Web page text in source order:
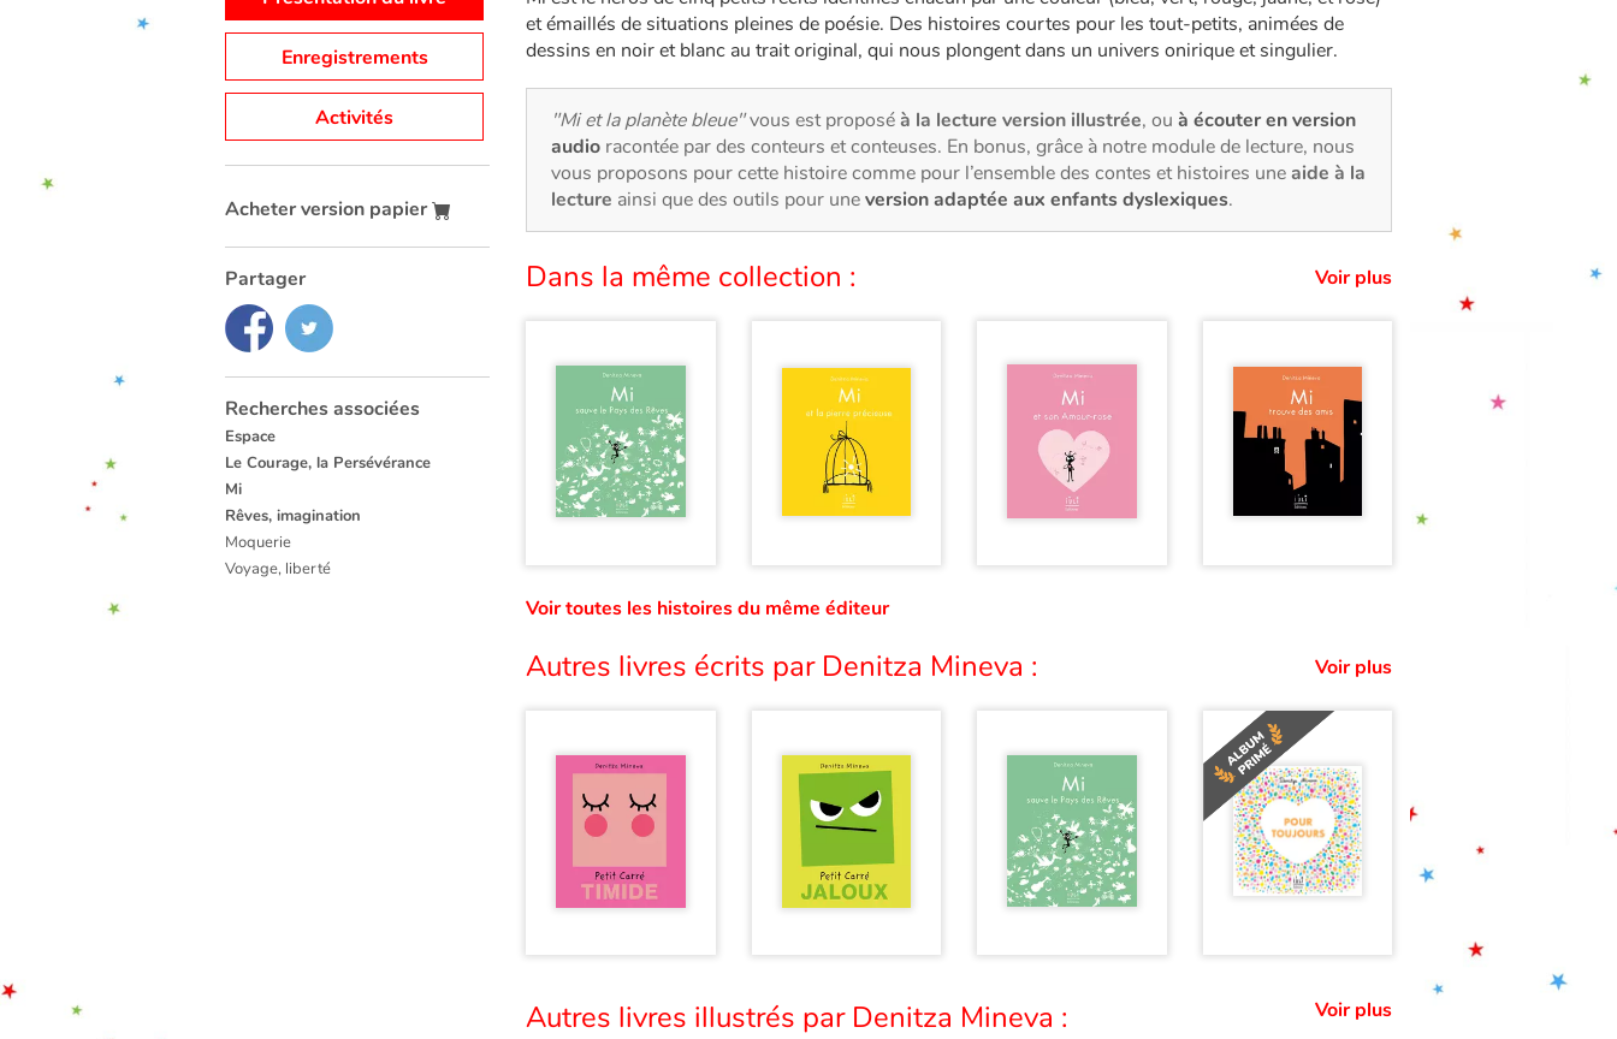
Enregistrements
Activités
Acheter version papier
Partager
Recherches associées
Espace
Le Courage, la Persévérance
Mi
Rêves, imagination
Moquerie
Voyage, liberté
et émaillés de situations pleines de poésie. Des histoires courtes pour les tout-petits, animées de
dessins en noir et blanc au trait original, qui nous plongent dans un univers onirique et singulier.
"Mi et la planète bleue"vous est proposéà la lecture version illustrée, ou à écouter en version
audio racontée par des conteurs et conteuses. En bonus, grâce à notre module de lecture, nous
vous proposons pour cette histoire comme pour l’ensemble des contes et histoires uneaide à la
lecture ainsi que des outils pour uneversion adaptée aux enfants dyslexiques.
Dans la même collection : Voir plus
Voir toutes les histoires du même éditeur
Autres livres écrits par Denitza Mineva : Voir plus
Autres livres illustrés par Denitza Mineva : Voir plus